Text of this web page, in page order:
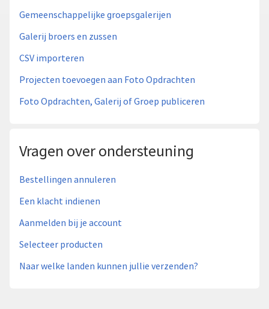
Gemeenschappelijke groepsgalerijen
Galerij broers en zussen
CSV importeren
Projecten toevoegen aan Foto Opdrachten
Foto Opdrachten, Galerij of Groep publiceren
Vragen over ondersteuning
Bestellingen annuleren
Een klacht indienen
Aanmelden bij je account
Selecteer producten
Naar welke landen kunnen jullie verzenden?